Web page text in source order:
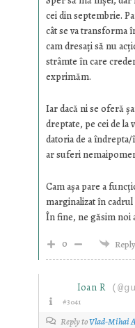
cei din septembrie.
cât se va transforma
cam dresaţi să nu
strâmte în care
exprimăm.
Iar dacă ni se oferă
dreptate, pe cei de la
datoria de a
ar suferi
Cam aşa pare a
marginalizat în
În fine, ne găsim noi
0
Reply
Ioan R
#3041
Reply toVlad-Mihai